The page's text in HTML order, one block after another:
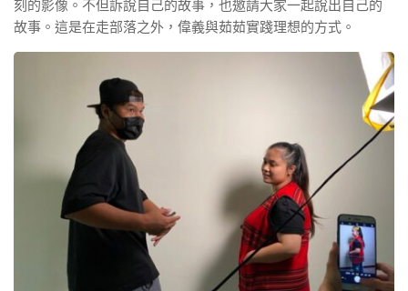
刻的影像。不但訴說自己的故事，也邀請大家一起說出自己的
故事。這是在走部落之外，偉義與茹茹實踐理想的方式。